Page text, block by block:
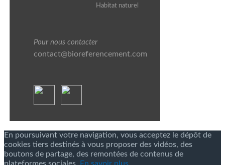
Habitat naturel
Pour nous contacter
contact@bioreferencement.com
En poursuivant votre navigation, vous acceptez le dépôt de
cookies tiers destinés à vous proposer des vidéos, des
boutons de partage, des remontées de contenus de